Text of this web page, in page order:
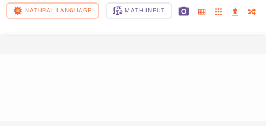
NATURAL LANGUAGE MATH INPUT